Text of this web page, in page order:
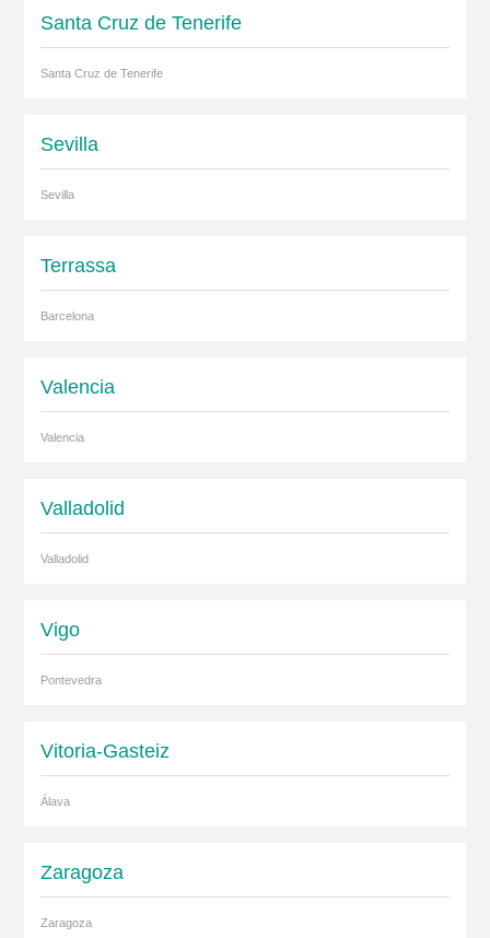
Santa Cruz de Tenerife
Santa Cruz de Tenerife
Sevilla
Sevilla
Terrassa
Barcelona
Valencia
Valencia
Valladolid
Valladolid
Vigo
Pontevedra
Vitoria-Gasteiz
Álava
Zaragoza
Zaragoza